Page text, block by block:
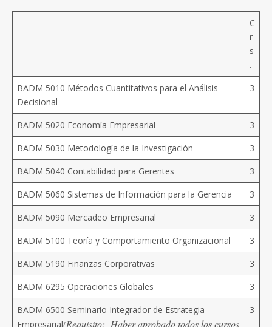
C
r
s
.
BADM 5010 Métodos Cuantitativos para el Análisis
Decisional
3
BADM 5020 Economía Empresarial
3
BADM 5030 Metodología de la Investigación
3
BADM 5040 Contabilidad para Gerentes
3
BADM 5060 Sistemas de Información para la Gerencia
3
BADM 5090 Mercadeo Empresarial
3
BADM 5100 Teoría y Comportamiento Organizacional
3
BADM 5190 Finanzas Corporativas
3
BADM 6295 Operaciones Globales
3
BADM 6500 Seminario Integrador de Estrategia
Empresarial(Requisito: Haber aprobado todos los cursos
3